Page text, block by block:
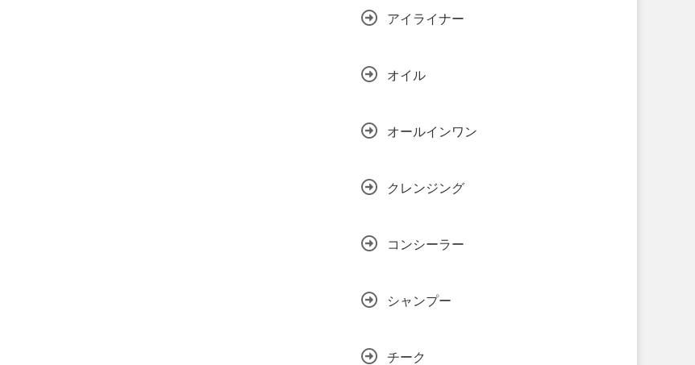
アイライナー
オイル
オールインワン
クレンジング
コンシーラー
シャンプー
チーク